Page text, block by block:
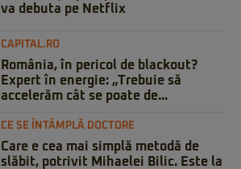
va debuta pe Netflix
CAPITAL.RO
România, în pericol de blackout?
Expert în energie: „Trebuie să
accelerăm cât se poate de...
CE SE ÎNTÂMPLĂ DOCTORE
Care e cea mai simplă metodă de
slăbit, potrivit Mihaelei Bilic. Este la